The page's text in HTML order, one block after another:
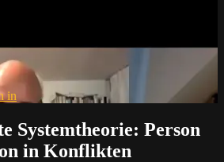
in
Systemtheorie: Person
in Konflikten